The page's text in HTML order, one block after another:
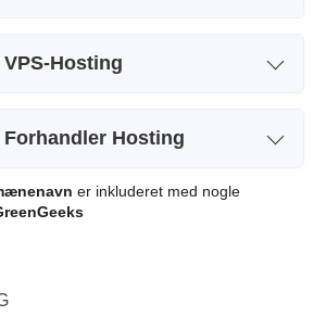
+
Hosting
75 GB SSD
10 TB
Forhandler Hosting
RH-25
er inkluderet med nogle